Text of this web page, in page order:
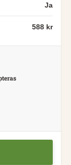
Ja
588 kr